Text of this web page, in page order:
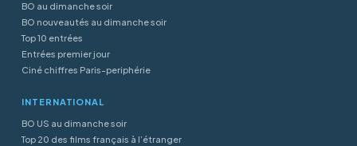
BO au dimanche soir
BO nouveautés au dimanche soir
Top 10 entrées
Entrées premier jour
Ciné chiffres Paris-periphérie
INTERNATIONAL
BO US au dimanche soir
Top 20 des films français à l’étranger